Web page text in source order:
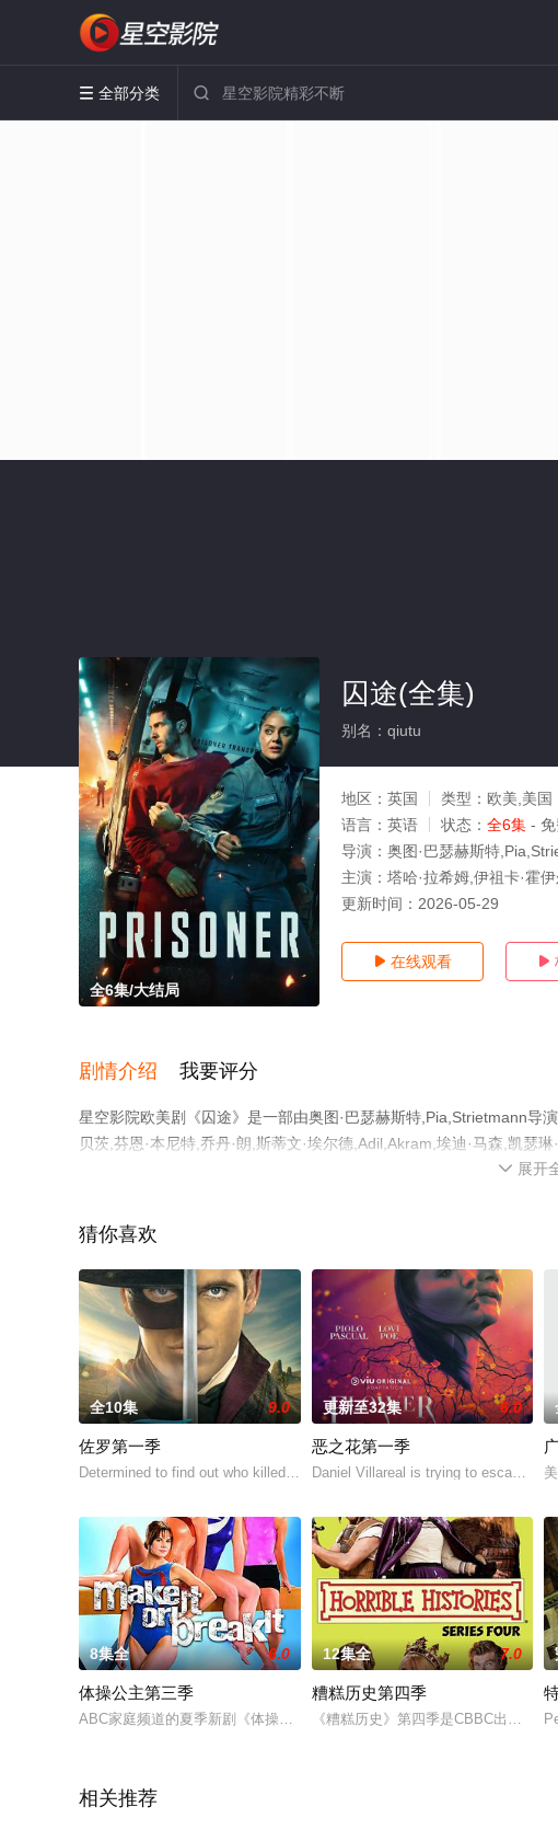
 全部分类 
全6集/大结局
囚途(全集)
别名：qiutu
地区： 英国 类型： 欧美,美国
语言： 英语 状态： 全6集 -
导演： 奥图·巴瑟赫斯特
主演： 塔哈·拉希姆,伊祖卡·霍
更新时间： 2026-05-29
 在线观看 
剧情介绍 我要评分
星空影院欧美剧《囚途》是一部由奥图·巴瑟赫斯特,Pia,Strietmann导
贝茨,芬恩·本尼特,乔丹·朗,斯蒂文·埃尔德,Adil,Akram,埃迪·马森,凯瑟
莱恩·F·奥博恩,优素福·凯尔科尔,安东·瓦朗西等演员精彩演绎的英国
 展开
猜你喜欢
全10集 9.0
佐罗第一季
Determined to find out who killed his fathe
更新至32集 6.0
恶之花第一季
Daniel Villareal is trying to escape his
8集全 6.0
体操公主第三季
ABC家庭频道的夏季新剧《体操公主》讲述一位体操少女追求奥运梦想并勤
12集全 7.0
糟糕历史第四季
《糟糕历史》第四季是CBBC出品的
相关推荐